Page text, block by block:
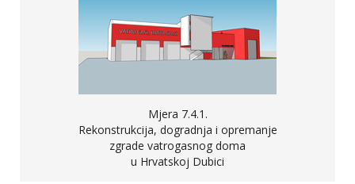
Mjera 7.4.1.
Rekonstrukcija, dogradnja i opremanje
zgrade vatrogasnog doma
u Hrvatskoj Dubici